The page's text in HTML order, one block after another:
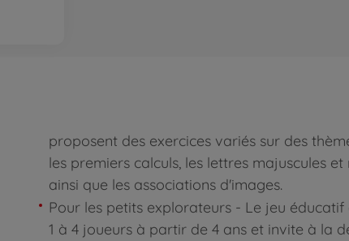
proposent des exercices variés sur des
les premiers calculs, les lettres majuscules et
ainsi que les associations d'images.
Pour les petits explorateurs - Le jeu éducatif
1 à 4 joueurs à partir de 4 ans et invite à la